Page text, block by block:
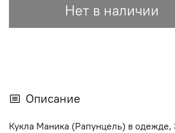
Нет в наличии
Описание
Кукла Маника (Рапунцель) в одежде,